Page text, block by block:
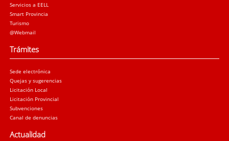
Servicios a EELL
Smart Provincia
Turismo
@Webmail
Trámites
Sede electrónica
Quejas y sugerencias
Licitación Local
Licitación Provincial
Subvenciones
Canal de denuncias
Actualidad